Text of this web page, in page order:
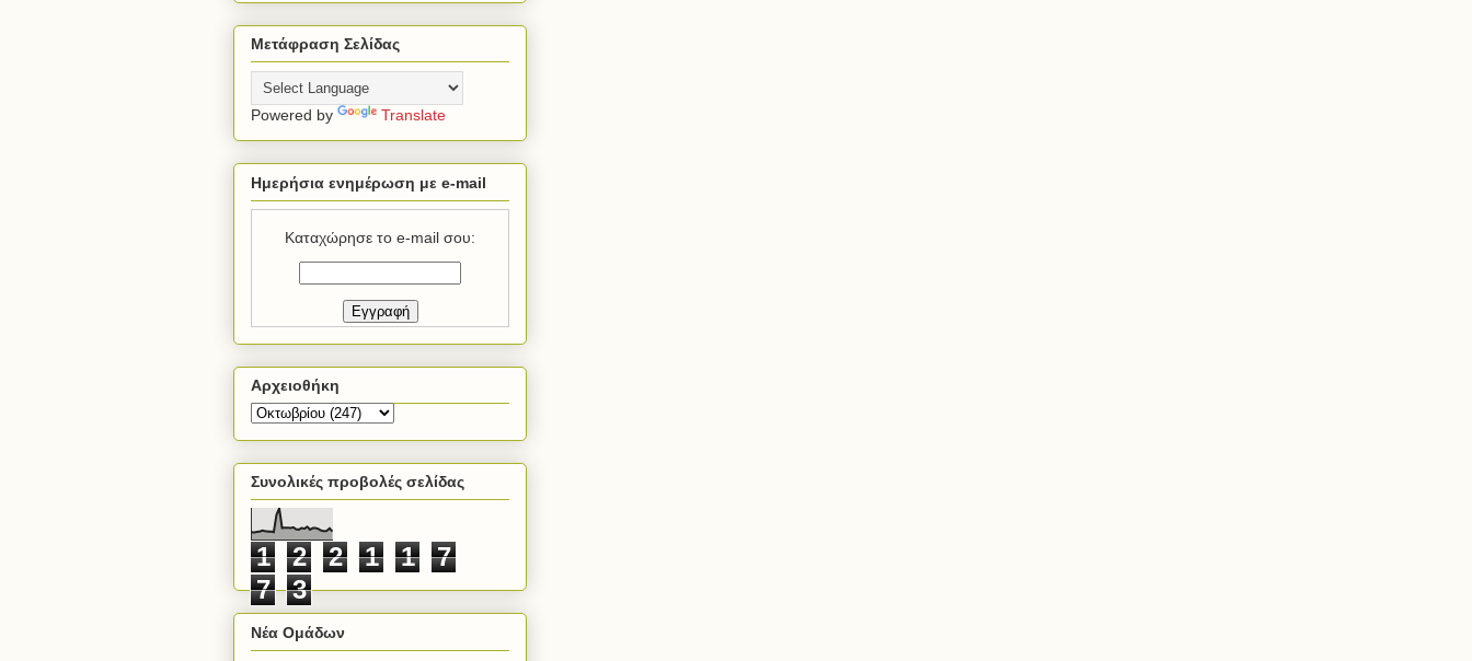
Μετάφραση Σελίδας
Powered by Translate
Ημερήσια ενημέρωση με e-mail
Καταχώρησε το e-mail σου:
Αρχειοθήκη
Συνολικές προβολές σελίδας
1 2 2 1 1
7
7
3
Νέα Ομάδων